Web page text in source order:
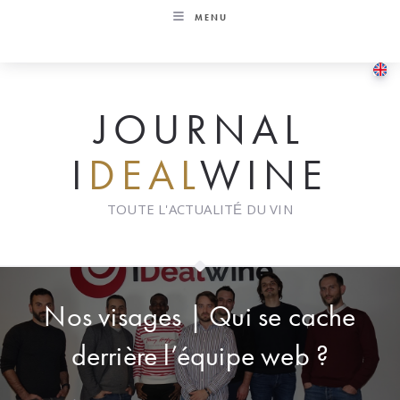
MENU
JOURNAL
I DEALWINE
TOUTE L'ACTUALITÉ DU VIN
Nos visages | Qui se cache
derrière l’équipe web ?